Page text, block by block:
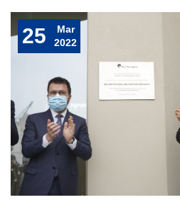
25
Mar
2022